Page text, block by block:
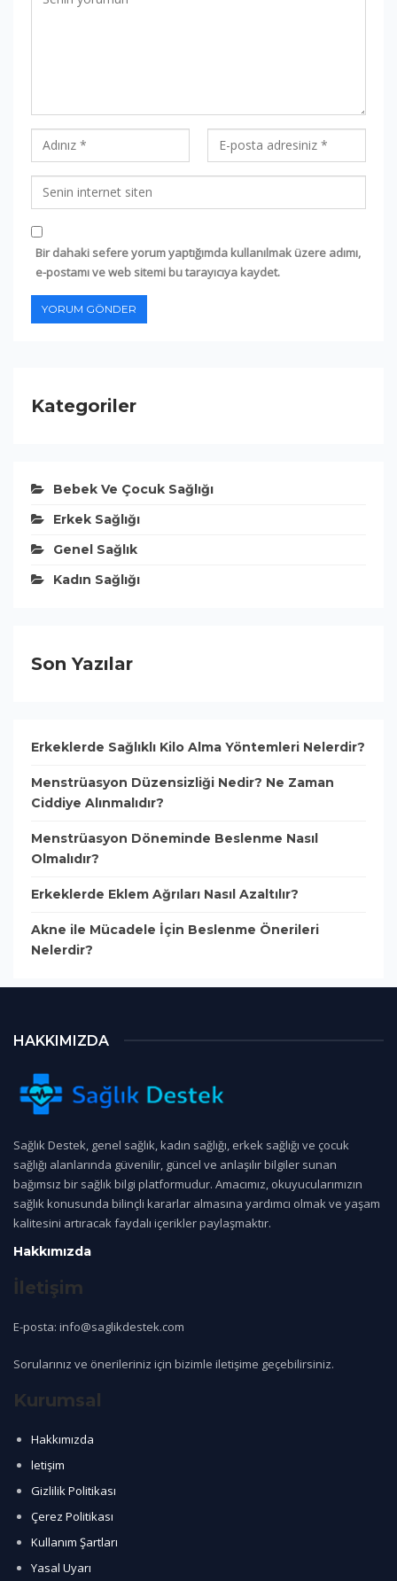
Bir dahaki sefere yorum yaptığımda kullanılmak üzere adımı,
e-postamı ve web sitemi bu tarayıcıya kaydet.
Kategoriler
Bebek Ve Çocuk Sağlığı
Erkek Sağlığı
Genel Sağlık
Kadın Sağlığı
Son Yazılar
Erkeklerde Sağlıklı Kilo Alma Yöntemleri Nelerdir?
Menstrüasyon Düzensizliği Nedir? Ne Zaman
Ciddiye Alınmalıdır?
Menstrüasyon Döneminde Beslenme Nasıl
Olmalıdır?
Erkeklerde Eklem Ağrıları Nasıl Azaltılır?
Akne ile Mücadele İçin Beslenme Önerileri
Nelerdir?
HAKKIMIZDA
Sağlık Destek, genel sağlık, kadın sağlığı, erkek sağlığı ve çocuk
sağlığı alanlarında güvenilir, güncel ve anlaşılır bilgiler sunan
bağımsız bir sağlık bilgi platformudur. Amacımız, okuyucularımızın
sağlık konusunda bilinçli kararlar almasına yardımcı olmak ve yaşam
kalitesini artıracak faydalı içerikler paylaşmaktır.
Hakkımızda
İletişim
E-posta: info@saglikdestek.com
Sorularınız ve önerileriniz için bizimle iletişime geçebilirsiniz.
Kurumsal
Hakkımızda
letişim
Gizlilik Politikası
Çerez Politikası
Kullanım Şartları
Yasal Uyarı